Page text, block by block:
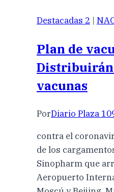
Destacadas 2 |
Plan de
Distribuirán
vacunas
PorDiario Plaza
contra el
de los
Sinopharm que
Aeropuerto